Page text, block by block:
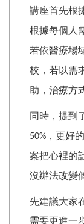
講座首先根
根據每個人
若依醫療場
校，若以需
助，治療方
同時，提到
50% ，更好
案把心裡的
沒辦法改變
先建議大家
需要更進一